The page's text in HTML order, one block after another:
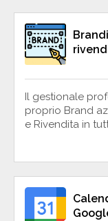
Il gestionale
proprio Brand
e Rivendita in